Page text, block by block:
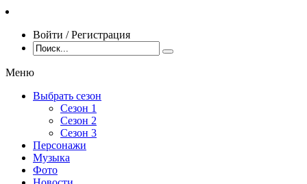
Войти / Регистрация
Меню
Выбрать сезон
Сезон 1
Сезон 2
Сезон 3
Персонажи
Музыка
Фото